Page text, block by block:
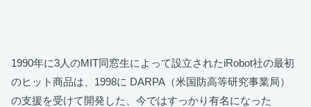
1990年に3人のMIT同窓生によって設立されたiRobot社の最初
のヒット商品は、1998に DARPA（米国防高等研究事業局）
の支援を受けて開発した、今ではすっかり有名になった